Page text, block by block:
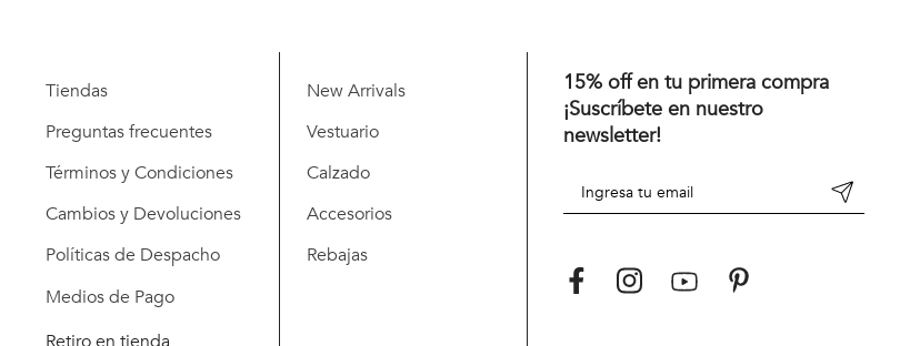
Tiendas
Preguntas frecuentes
Términos y Condiciones
Cambios y Devoluciones
Políticas de Despacho
Medios de Pago
New Arrivals
Vestuario
Calzado
Accesorios
Rebajas
15% off en tu primera compra
¡Suscríbete en nuestro
newsletter!